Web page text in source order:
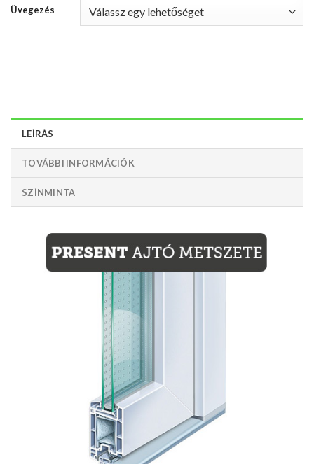
Üvegezés
LEÍRÁS
TOVÁBBI INFORMÁCIÓK
SZÍNMINTA